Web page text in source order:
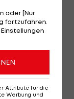
oder [Nur
fortzufahren.
Attribute für die
Werbung und